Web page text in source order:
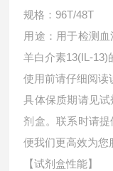
规格：96T/48T
用途：用于检测
羊白介素13(IL-13)
使用前请仔细阅读
具体保质期请见试
剂盒。联系时请
便我们更高效为您
【试剂盒性能】